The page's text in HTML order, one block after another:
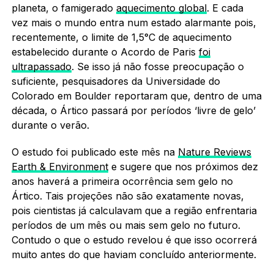
planeta, o famigerado aquecimento global. E cada
vez mais o mundo entra num estado alarmante pois,
recentemente, o limite de 1,5°C de aquecimento
estabelecido durante o Acordo de Paris foi
ultrapassado. Se isso já não fosse preocupação o
suficiente, pesquisadores da Universidade do
Colorado em Boulder reportaram que, dentro de uma
década, o Ártico passará por períodos ‘livre de gelo’
durante o verão.
O estudo foi publicado este mês na Nature Reviews
Earth & Environmente sugere que nos próximos dez
anos haverá a primeira ocorrência sem gelo no
Ártico. Tais projeções não são exatamente novas,
pois cientistas já calculavam que a região enfrentaria
períodos de um mês ou mais sem gelo no futuro.
Contudo o que o estudo revelou é que isso ocorrerá
muito antes do que haviam concluído anteriormente.